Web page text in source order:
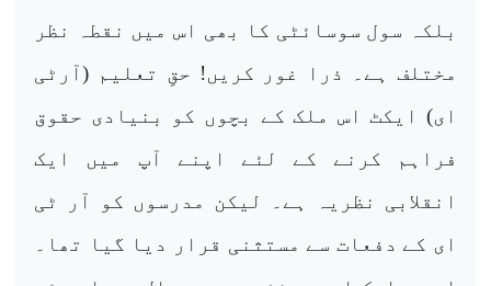
بلکہ سول سوسائٹی کا بھی اس میں نقطہ نظر
مختلف ہے۔ ذرا غور کریں! حقِ تعلیم (آرٹی
ای) ایکٹ اس ملک کے بچوں کو بنیادی حقوق
فراہم کرنے کے لئے اپنے آپ میں ایک
انقلابی نظریہ ہے۔ لیکن مدرسوں کو آر ٹی
ای کے دفعات سے مستثنی قرار دیا گیا تھا۔